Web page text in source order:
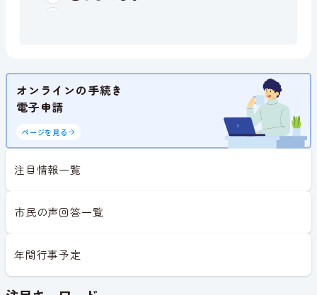
オンラインの手続き
電子申請
ページを見る
注目情報一覧
市民の声回答一覧
年間行事予定